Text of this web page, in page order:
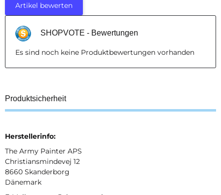
Artikel bewerten
SHOPVOTE - Bewertungen
Es sind noch keine Produktbewertungen vorhanden
Produktsicherheit
Herstellerinfo:
The Army Painter APS
Christiansmindevej 12
8660 Skanderborg
Dänemark